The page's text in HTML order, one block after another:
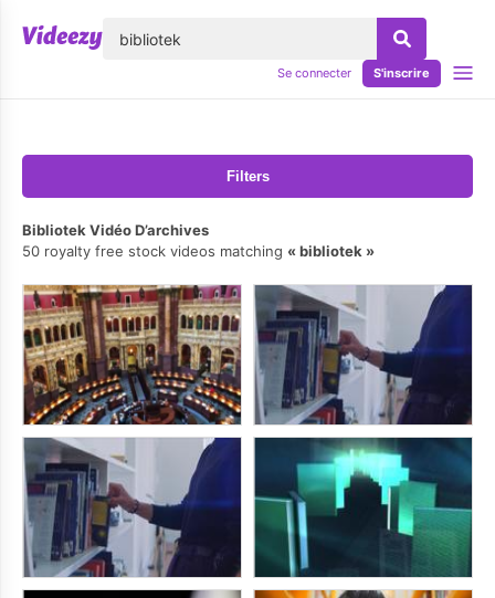
Se connecter S'inscrire
Filters
Bibliotek Vidéo D’archives
50 royalty free stock videos matching
bibliotek